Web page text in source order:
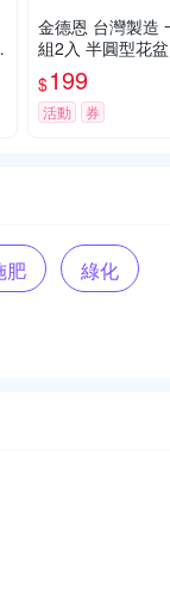
金德恩 台灣製造
組2入 半圓型花
圓式半壁吊 壁掛
半圓掛盆 園藝花
盆栽 園藝用具 園
$199
活動 券
肥 綠化